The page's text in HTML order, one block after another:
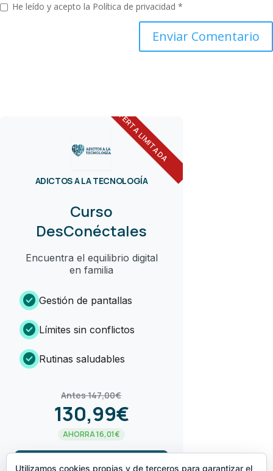
He leído y acepto la Política de privacidad *
OFERTA LIMITADA
ADICTOS A LA TECNOLOGÍA
Curso
DesConéctales
Encuentra el equilibrio digital
en familia
check_circle Gestión de pantallas
check_circle Límites sin conflictos
check_circle Rutinas saludables
Antes 147,00€
130,99€
AHORRA 16,01€
¡LO QUIERO!arrow_forward
Utilizamos cookies propias y de terceros para garantizar el